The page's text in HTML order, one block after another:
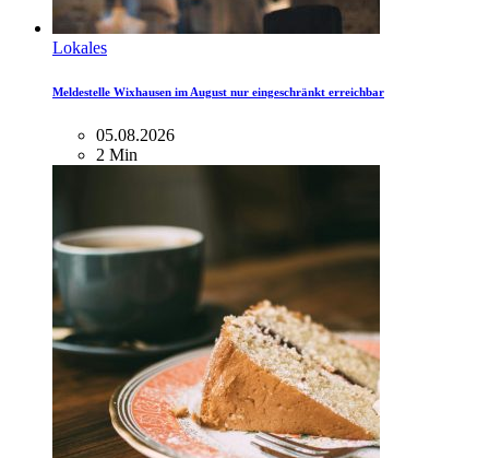
Lokales
Meldestelle Wixhausen im August nur eingeschränkt erreichbar
05.08.2026
2 Min